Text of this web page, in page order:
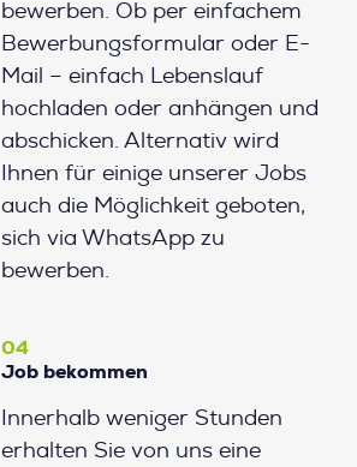
bewerben. Ob per einfachem
Bewerbungsformular oder E-
Mail – einfach Lebenslauf
hochladen oder anhängen und
abschicken. Alternativ wird
Ihnen für einige unserer Jobs
auch die Möglichkeit geboten,
sich via WhatsApp zu
bewerben.
04
Job bekommen
Innerhalb weniger Stunden
erhalten Sie von uns eine